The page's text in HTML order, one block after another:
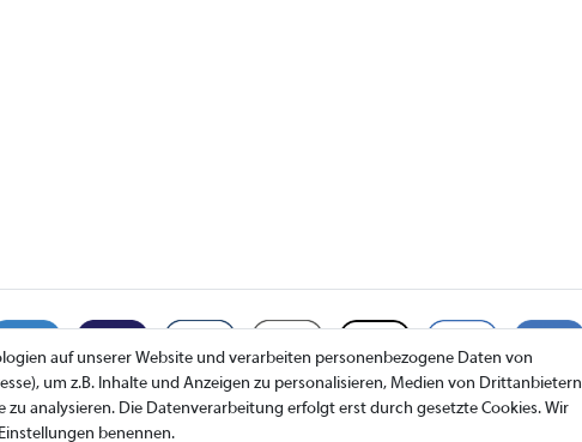
auf unserer Website und verarbeiten personenbezogene Daten von
um z.B. Inhalte und Anzeigen zu personalisieren, Medien von Drittanbietern
analysieren. Die Datenverarbeitung erfolgt erst durch gesetzte Cookies. Wir
benennen.